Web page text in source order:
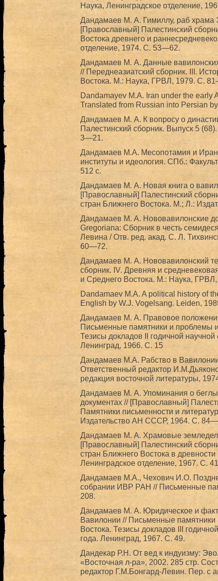
Наука, Ленинградское отделение,
Дандамаев М. А. Гимиллу, раб храма
[Православный] Палестинский
Востока древнего и
отделение, 1974. С. 53—62.
Дандамаев М. А. Данные
// Переднеазиатский сборник. III.
Востока. М.: Наука, ГРВЛ, 1979. С.
Dandamayev M.A. Iran under the early
Translated from Russian into Persian
Дандамаев М. А. К вопросу о
Палестинский сборник. Выпуск 5
3—21.
Дандамаев M.А. Месопотамия и
институты и идеология. СПб.:
512 с.
Дандамаев М. А. Новая книга о
[Православный] Палестинский
стран Ближнего Востока. М.; Л.:
Дандамаев М. А. Нововавилонские
Gregoriana: Сборник в честь
Левина / Отв. ред. акад. С. Л.
60—72.
Дандамаев М. А. Нововавилонский
сборник. IV. Древняя и
и Среднего Востока. М.: Наука,
Dandamaev M.A. A political history of
English by W.J. Vogelsang. Leiden,
Дандамаев М. А. Правовое
Письменные памятники и проблемы
Тезисы докладов II годичной
Ленинград, 1966. C. 15
Дандамаев М.А. Рабство в Вавилонии
Ответственный редактор
редакция восточной литературы,
Дандамаев М. А. Упоминания о
документах // [Православный]
Памятники письменности и
Издательство АН СССР, 1964. С.
Дандамаев М. А. Храмовые
[Православный] Палестинский
стран Ближнего Востока в
Ленинградское отделение, 1967. С.
Дандамаев М.А., Чехович И.О.
собрании ИВР РАН // Письменные
208.
Дандамаев М. А. Юридическое и
Вавилонии // Письменные памятники
Востока. Тезисы докладов III
года. Ленинград, 1967. C. 49.
Дандекар Р.Н. От вед к индуизму:
«Восточная л-ра», 2002. 285 стр.
редактор Г.М.Бонгард-Левин. Пер. с